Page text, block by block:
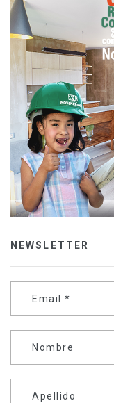
NEWSLETTER
Email *
Nombre
Apellido